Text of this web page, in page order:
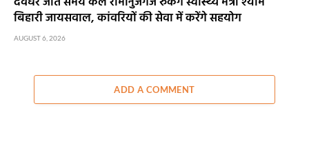
बिहारी जायसवाल, कांवरियों की सेवा में करेंगे सहयोग
AUGUST 6, 2026
ADD A COMMENT